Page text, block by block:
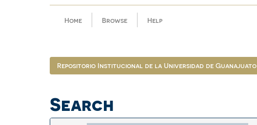
Home Browse Help
Repositorio Institucional de la Universidad de Guanajuato
Search